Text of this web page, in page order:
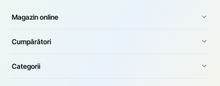
Magazin online
Cumpărători
Categorii